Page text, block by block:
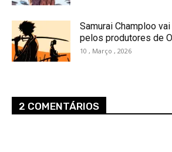
Samurai Champloo
pelos produtores de
10 , Março , 2026
2 COMENTÁRIOS